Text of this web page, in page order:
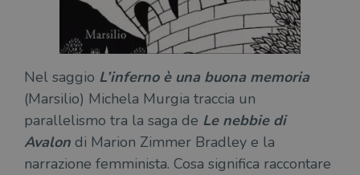
Nel saggio L’inferno è una buona memoria
(Marsilio) Michela Murgia traccia un
parallelismo tra la saga de Le nebbie di
Avalon di Marion Zimmer Bradley e la
narrazione femminista. Cosa significa raccontare